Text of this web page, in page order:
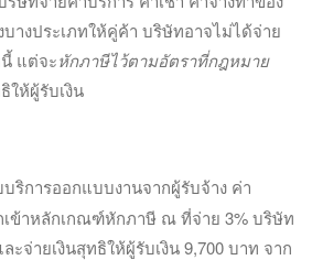
างประเภทให้คู่ค้า บริษัทอาจไม่ได้จ่าย
แต่จะหักภาษีไว้ตามอัตราที่กฎหมาย
ให้ผู้รับเงิน
ริการออกแบบงานจากผู้รับจ้าง ค่า
เข้าหลักเกณฑ์หักภาษี ณ ที่จ่าย 3% บริษัท
ะจ่ายเงินสุทธิให้ผู้รับเงิน 9,700 บาท จาก